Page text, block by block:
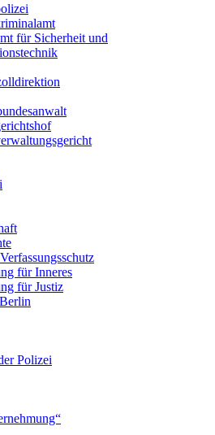
für Sicherheit und
für Inneres
für Justiz
Polizei